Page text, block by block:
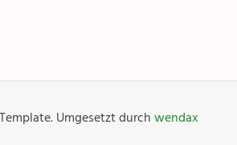
Umgesetzt durch wendax
Angebot & Sakramente
Aktuelles
Fotogalerie
Links